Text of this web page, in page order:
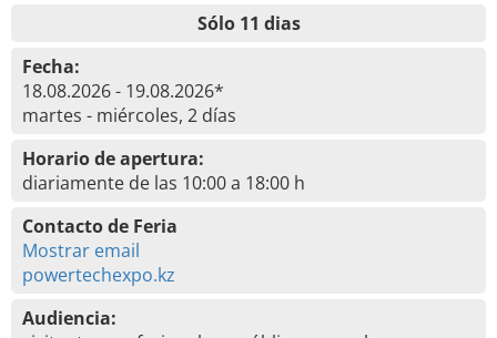
Sólo 11 dias
Fecha:
18.08.2026 - 19.08.2026*
martes - miércoles, 2 días
Horario de apertura:
diariamente de las 10:00 a 18:00 h
Contacto de Feria
Mostrar email
powertechexpo.kz
Audiencia: